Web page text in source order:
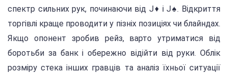
спектр сильних рук, починаючи від J♦ і J♠. Відкриття
торгівлі краще проводити у пізніх позиціях чи блайндах.
Якщо опонент зробив рейз, варто утриматися від
боротьби за банк і обережно відійти від руки. Облік
розміру стека інших гравців та аналіз їхньої ситуації